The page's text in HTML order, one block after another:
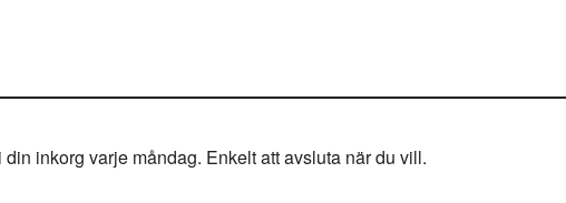
inkorg varje måndag. Enkelt att avsluta när du vill.